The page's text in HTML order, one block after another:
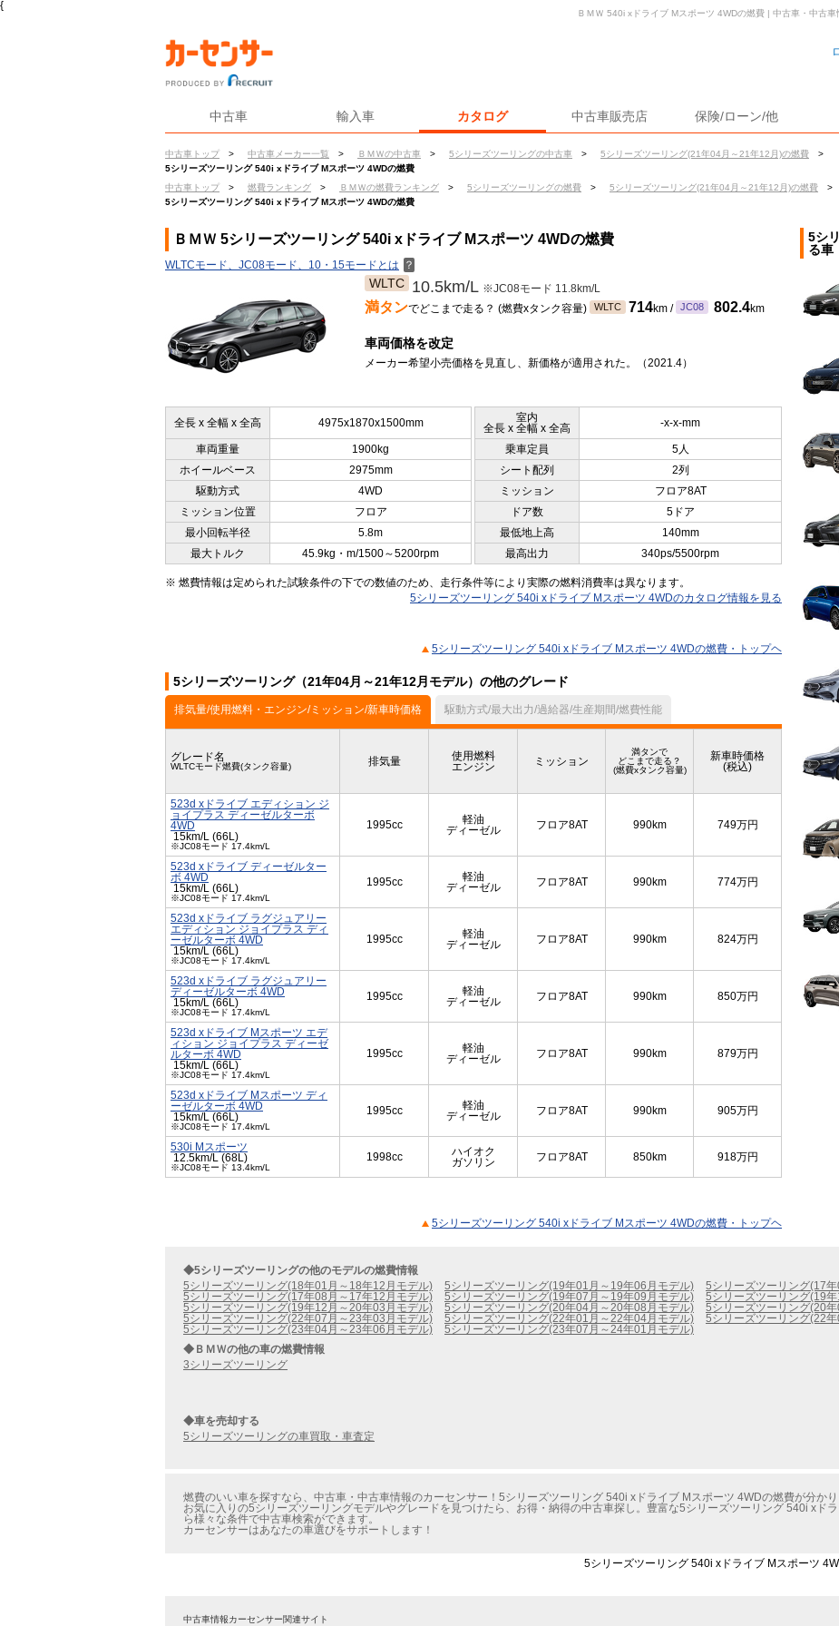
{
中古車 輸入車 カタログ 中古車販売店 保険/ローン/他
中古車トップ > 中古車メーカー一覧 > ＢＭＷの中古車 > 5シリーズツーリングの中古車 > 5シリーズツーリング(21年04月～21年12月)の燃費
>
5シリーズツーリング 540i xドライブ Mスポーツ 4WDの燃費
中古車トップ
> 燃費ランキング > ＢＭＷの燃費ランキング > 5シリーズツーリングの燃費 > 5シリーズツーリング(21年04月～21年12月)の燃費
>
5シリーズツーリング 540i xドライブ Mスポーツ 4WDの燃費
ＢＭＷ 540i xドライブ Mスポーツ 4WDの燃費 | 中古車・中古車
ＢＭＷ 5シリーズツーリング 540i xドライブ Mスポーツ 4WDの燃費
WLTCモード、JC08モード、10・15モードとは ？
WLTC 10.5km/L ※JC08モード 11.8km/L
満タンでどこまで走る？ (燃費xタンク容量) WLTC 714km / JC08 802.4km
車両価格を改定
メーカー希望小売価格を見直し、新価格が適用された。（2021.4）
全長 x 全幅 x 全高 4975x1870x1500mm
室内
全長 x 全幅 x 全高
-x-x-mm
車両重量 1900kg 乗車定員
5人
ホイールベース
2975mm シート配列
2列
駆動方式
4WD ミッション
フロア8AT
ミッション位置
フロア ドア数
5ドア
最小回転半径
5.8m 最低地上高
140mm
最大トルク
45.9kg・m/1500～5200rpm 最高出力 340ps/5500rpm
※ 燃費情報は定められた試験条件の下での数値のため、走行条件等により実際の燃料消費率は異なります。
5シリーズツーリング 540i xドライブ Mスポーツ 4WDのカタログ情報を見る
5シリーズツーリング 540i xドライブ Mスポーツ 4WDの燃費・トップヘ
5シリーズツーリング（21年04月～21年12月モデル）の他のグレード
排気量/使用燃料・エンジン/ミッション/新車時価格 駆動方式/最大出力/過給器/生産期間/燃費性能
グレード名
WLTCモード燃費(タンク容量) 排気量
使用燃料
エンジン
ミッション
満タンで
どこまで走る？
(燃費xタンク容量)
新車時価格
(税込)
523d xドライブ エディション ジ
ョイプラス ディーゼルターボ
4WD
15km/L (66L)
※JC08モード 17.4km/L
1995cc
軽油
ディーゼル
フロア8AT 990km 749万円
523d xドライブ ディーゼルター
ボ 4WD
15km/L (66L)
※JC08モード 17.4km/L
1995cc
軽油
ディーゼル
フロア8AT 990km 774万円
523d xドライブ ラグジュアリー
エディション ジョイプラス ディ
ーゼルターボ 4WD
15km/L (66L)
※JC08モード 17.4km/L
1995cc
軽油
ディーゼル
フロア8AT 990km 824万円
523d xドライブ ラグジュアリー
ディーゼルターボ 4WD
15km/L (66L)
※JC08モード 17.4km/L
1995cc
軽油
ディーゼル
フロア8AT 990km 850万円
523d xドライブ Mスポーツ エデ
ィション ジョイプラス ディーゼ
ルターボ 4WD
15km/L (66L)
※JC08モード 17.4km/L
1995cc
軽油
ディーゼル
フロア8AT 990km 879万円
523d xドライブ Mスポーツ ディ
ーゼルターボ 4WD
15km/L (66L)
※JC08モード 17.4km/L
1995cc
軽油
ディーゼル
フロア8AT 990km 905万円
530i Mスポーツ
12.5km/L (68L)
※JC08モード 13.4km/L
1998cc
ハイオク
ガソリン
フロア8AT 850km 918万円
5シリーズツーリング 540i xドライブ Mスポーツ 4WDの燃費・トップヘ
5シ
る車
◆5シリーズツーリングの他のモデルの燃費情報
5シリーズツーリング(18年01月～18年12月モデル)
5シリーズツーリング(19年01月～19年06月モデル)
5シリーズツーリング(17
5シリーズツーリング(17年08月～17年12月モデル)
5シリーズツーリング(19年07月～19年09月モデル)
5シリーズツーリング(19
5シリーズツーリング(19年12月～20年03月モデル)
5シリーズツーリング(20年04月～20年08月モデル)
5シリーズツーリング(20
5シリーズツーリング(22年07月～23年03月モデル)
5シリーズツーリング(22年01月～22年04月モデル)
5シリーズツーリング(22
5シリーズツーリング(23年04月～23年06月モデル)
5シリーズツーリング(23年07月～24年01月モデル)
◆ＢＭＷの他の車の燃費情報
3シリーズツーリング
◆車を売却する
5シリーズツーリングの車買取・車査定
燃費のいい車を探すなら、中古車・中古車情報のカーセンサー！5シリーズツーリング 540i xドライブ Mスポーツ 4WDの燃費が分かり
お気に入りの5シリーズツーリングモデルやグレードを見つけたら、お得・納得の中古車探し。豊富な5シリーズツーリング 540i xド
ら様々な条件で中古車検索ができます。
カーセンサーはあなたの車選びをサポートします！
5シリーズツーリング 540i xドライブ Mスポーツ
中古車情報カーセンサー関連サイト